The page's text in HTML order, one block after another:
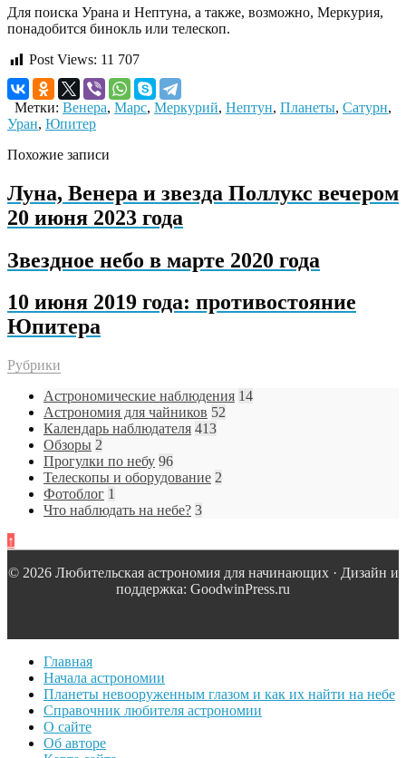
Для поиска Урана и Нептуна, а также, возможно, Меркурия,
понадобится бинокль или телескоп.
Post Views: 11 707
Метки: Венера, Марс, Меркурий, Нептун, Планеты, Сатурн,
Уран, Юпитер
Похожие записи
Луна, Венера и звезда Поллукс вечером
20 июня 2023 года
Звездное небо в марте 2020 года
10 июня 2019 года: противостояние
Юпитера
Рубрики
Астрономические наблюдения 14
Астрономия для чайников 52
Календарь наблюдателя 413
Обзоры 2
Прогулки по небу 96
Телескопы и оборудование 2
Фотоблог 1
Что наблюдать на небе? 3
↑
© 2026 Любительская астрономия для начинающих · Дизайн и
поддержка: GoodwinPress.ru
Главная
Начала астрономии
Планеты невооруженным глазом и как их найти на небе
Справочник любителя астрономии
О сайте
Об авторе